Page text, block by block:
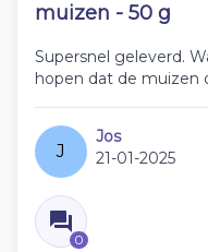
muizen - 50 g
Supersnel geleverd.
hopen dat de muizen
J
Jos
21-01-2025
0